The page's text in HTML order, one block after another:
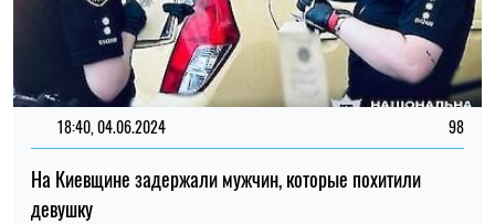
18:40, 04.06.2024 98
На Киевщине задержали мужчин, которые похитили
девушку